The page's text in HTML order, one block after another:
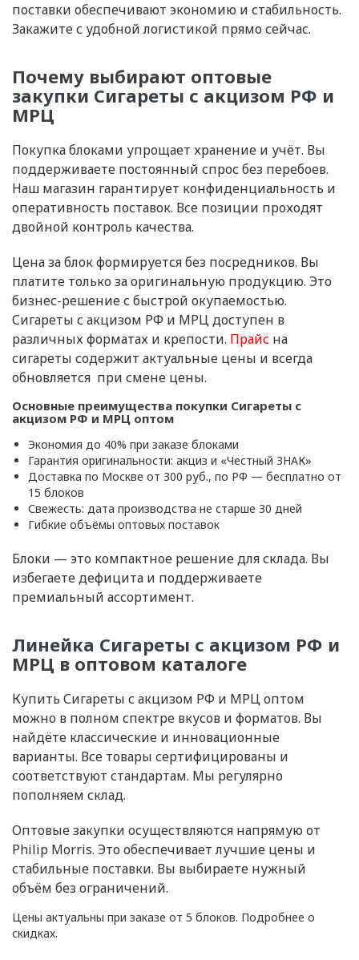
поставки обеспечивают экономию и стабильность.
Закажите с удобной логистикой прямо сейчас.
Почему выбирают оптовые
закупки Сигареты с акцизом РФ и
МРЦ
Покупка блоками упрощает хранение и учёт. Вы
поддерживаете постоянный спрос без перебоев.
Наш магазин гарантирует конфиденциальность и
оперативность поставок. Все позиции проходят
двойной контроль качества.
Цена за блок формируется без посредников. Вы
платите только за оригинальную продукцию. Это
бизнес-решение с быстрой окупаемостью.
Сигареты с акцизом РФ и МРЦ доступен в
различных форматах и крепости. Прайс на
сигареты содержит актуальные цены и всегда
обновляется при смене цены.
Основные преимущества покупки Сигареты с
акцизом РФ и МРЦ оптом
Экономия до 40% при заказе блоками
Гарантия оригинальности: акциз и «Честный ЗНАК»
Доставка по Москве от 300 руб., по РФ — бесплатно от
15 блоков
Свежесть: дата производства не старше 30 дней
Гибкие объёмы оптовых поставок
Блоки — это компактное решение для склада. Вы
избегаете дефицита и поддерживаете
премиальный ассортимент.
Линейка Сигареты с акцизом РФ и
МРЦ в оптовом каталоге
Купить Сигареты с акцизом РФ и МРЦ оптом
можно в полном спектре вкусов и форматов. Вы
найдёте классические и инновационные
варианты. Все товары сертифицированы и
соответствуют стандартам. Мы регулярно
пополняем склад.
Оптовые закупки осуществляются напрямую от
Philip Morris. Это обеспечивает лучшие цены и
стабильные поставки. Вы выбираете нужный
объём без ограничений.
Цены актуальны при заказе от 5 блоков. Подробнее о
скидках.